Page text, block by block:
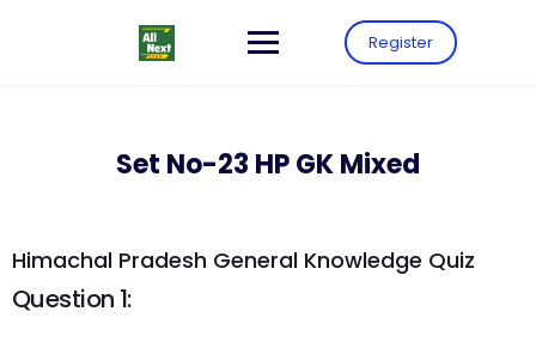
Register
Set No-23 HP GK Mixed
Himachal Pradesh General Knowledge Quiz
Question 1: